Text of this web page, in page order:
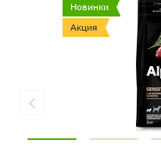
Новинки
Акция